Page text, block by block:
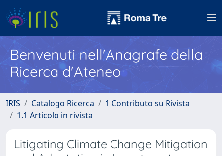
Benvenuti nell'Anagrafe della
Ricerca d'Ateneo
IRIS Catalogo Ricerca
1 Contributo su Rivista
1.1 Articolo in rivista
Litigating Climate Change Mitigation